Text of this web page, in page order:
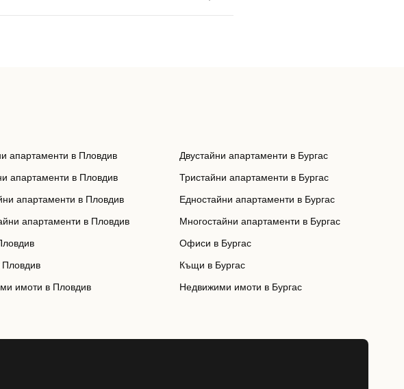
апартаменти в Пловдив
апартаменти в Пловдив
апартаменти в Пловдив
апартаменти в Пловдив
имоти в Пловдив
Двустайни апартаменти в Бургас
Тристайни апартаменти в Бургас
Едностайни апартаменти в Бургас
Многостайни апартаменти в Бургас
Офиси в Бургас
Къщи в Бургас
Недвижими имоти в Бургас